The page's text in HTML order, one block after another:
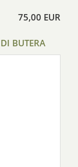
75,00 EUR
BUTERA